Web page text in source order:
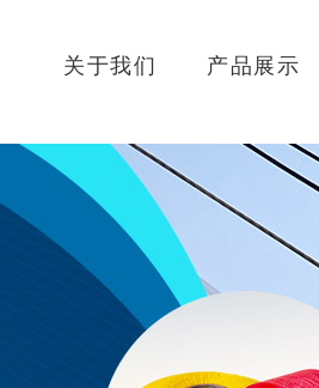
关于我们 产品展示